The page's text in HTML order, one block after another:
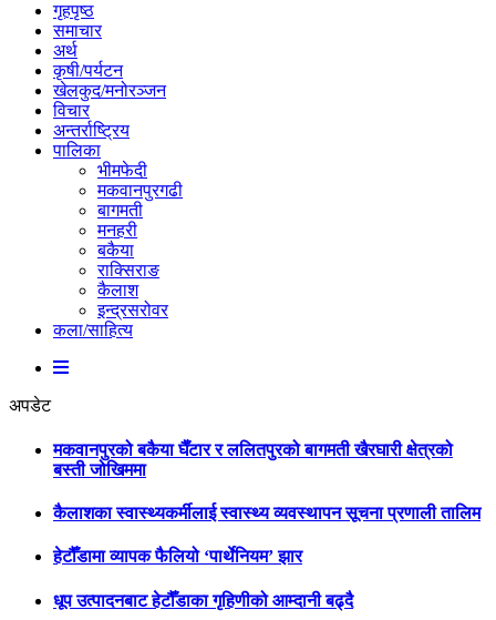
गृहपृष्ठ
समाचार
अर्थ
कृषी/पर्यटन
खेलकुद/मनोरञ्जन
विचार
अन्तर्राष्ट्रिय
पालिका
भीमफेदी
मकवानपुरगढी
बागमती
मनहरी
बकैया
राक्सिराङ
कैलाश
इन्द्रसरोवर
कला/साहित्य
अपडेट
मकवानपुरको बकैया घैँटार र ललितपुरको बागमती खैरघारी क्षेत्रको
बस्ती जोखिममा
कैलाशका स्वास्थ्यकर्मीलाई स्वास्थ्य व्यवस्थापन सूचना प्रणाली तालिम
हेटौँडामा व्यापक फैलियो ‘पार्थेनियम’ झार
धूप उत्पादनबाट हेटौँडाका गृहिणीको आम्दानी बढ्दै